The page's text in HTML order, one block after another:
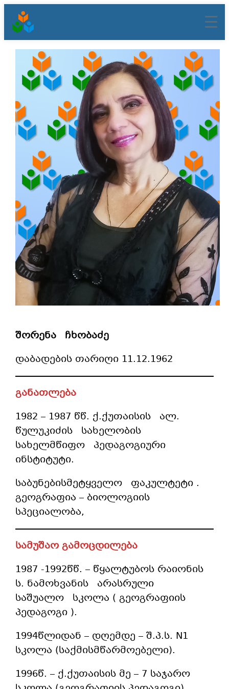
შიგთავსზე
გადასვლა
შორენა ჩხობაძე
დაბადების თარიღი 11.12.1962
განათლება
1982 – 1987 წწ. ქ.ქუთაისის ალ.
წულუკიძის სახელობის
სახელმწიფო პედაგოგიური
ინსტიტუტი.
საბუნებისმეტყველო ფაკულტეტი .
გეოგრაფია – ბიოლოგიის
სპეციალობა,
სამუშაო გამოცდილება
1987 -1992წწ. – წყალტუბოს რაიონის
ს. ნამოხვანის არასრული
საშუალო სკოლა ( გეოგრაფიის
პედაგოგი ).
1994წლიდან – დღემდე – შ.პ.ს. N1
სკოლა (საქმისმწარმოებელი).
1996წ. – ქ.ქუთაისის მე – 7 საჯარო